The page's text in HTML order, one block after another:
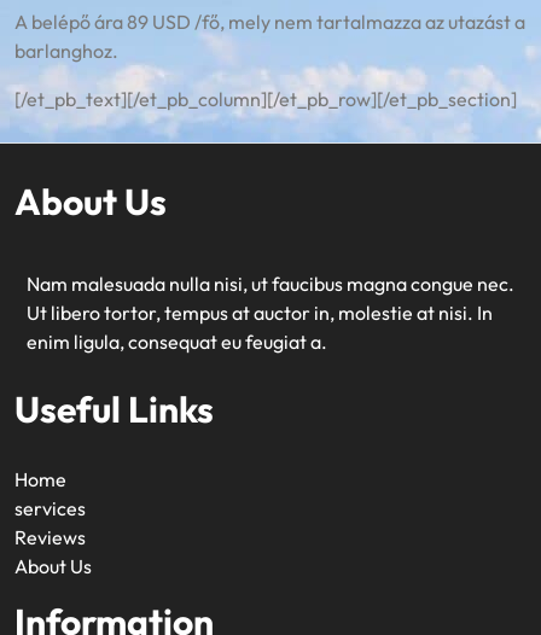
A belépő ára 89 USD /fő, mely nem tartalmazza az utazást a
barlanghoz.
[/et_pb_text][/et_pb_column][/et_pb_row][/et_pb_section]
About Us
Nam malesuada nulla nisi, ut faucibus magna congue nec.
Ut libero tortor, tempus at auctor in, molestie at nisi. In
enim ligula, consequat eu feugiat a.
Useful Links
Home
services
Reviews
About Us
Information